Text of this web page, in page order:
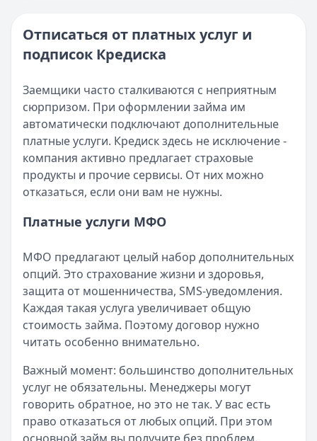
Отписаться от платных услуг и
подписок Кредиска
Заемщики часто сталкиваются с неприятным
сюрпризом. При оформлении займа им
автоматически подключают дополнительные
платные услуги. Кредиск здесь не исключение -
компания активно предлагает страховые
продукты и прочие сервисы. От них можно
отказаться, если они вам не нужны.
Платные услуги МФО
МФО предлагают целый набор дополнительных
опций. Это страхование жизни и здоровья,
защита от мошенничества, SMS-уведомления.
Каждая такая услуга увеличивает общую
стоимость займа. Поэтому договор нужно
читать особенно внимательно.
Важный момент: большинство дополнительных
услуг не обязательны. Менеджеры могут
говорить обратное, но это не так. У вас есть
право отказаться от любых опций. При этом